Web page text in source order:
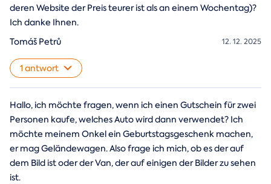
deren Website der Preis teurer ist als an einem Wochentag)?
Ich danke Ihnen.
12. 12. 2025
Tomáš Petrů
1 antwort
Hallo, ich möchte fragen, wenn ich einen Gutschein für zwei
Personen kaufe, welches Auto wird dann verwendet? Ich
möchte meinem Onkel ein Geburtstagsgeschenk machen,
er mag Geländewagen. Also frage ich mich, ob es der auf
dem Bild ist oder der Van, der auf einigen der Bilder zu sehen
ist.